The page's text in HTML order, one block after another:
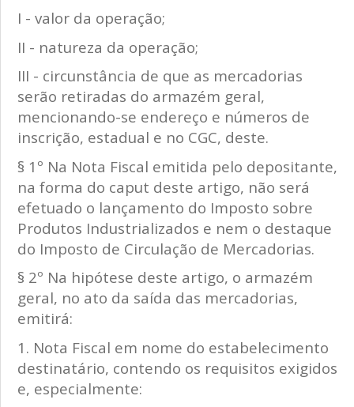
I - valor da operação;
II - natureza da operação;
III - circunstância de que as mercadorias
serão retiradas do armazém geral,
mencionando-se endereço e números de
inscrição, estadual e no CGC, deste.
§ 1º Na Nota Fiscal emitida pelo depositante,
na forma do caput deste artigo, não será
efetuado o lançamento do Imposto sobre
Produtos Industrializados e nem o destaque
do Imposto de Circulação de Mercadorias.
§ 2º Na hipótese deste artigo, o armazém
geral, no ato da saída das mercadorias,
emitirá:
1. Nota Fiscal em nome do estabelecimento
destinatário, contendo os requisitos exigidos
e, especialmente: